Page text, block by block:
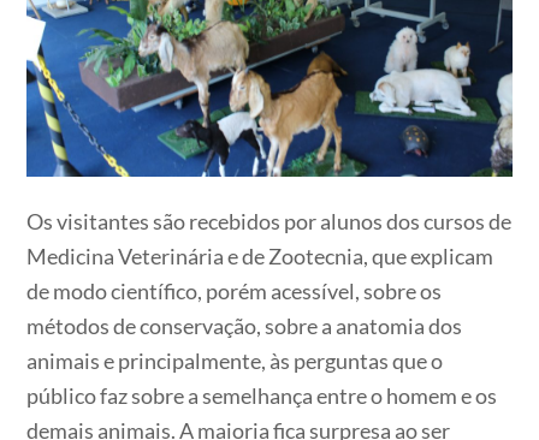
Os visitantes são recebidos por alunos dos cursos de
Medicina Veterinária e de Zootecnia, que explicam
de modo científico, porém acessível, sobre os
métodos de conservação, sobre a anatomia dos
animais e principalmente, às perguntas que o
público faz sobre a semelhança entre o homem e os
demais animais. A maioria fica surpresa ao ser